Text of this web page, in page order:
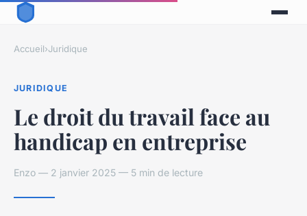
Accueil›Juridique
JURIDIQUE
Le droit du travail face au
handicap en entreprise
Enzo — 2 janvier 2025 — 5 min de lecture